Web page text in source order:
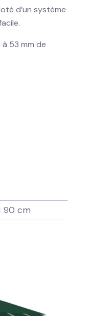
d’un système
53 mm de
90 cm